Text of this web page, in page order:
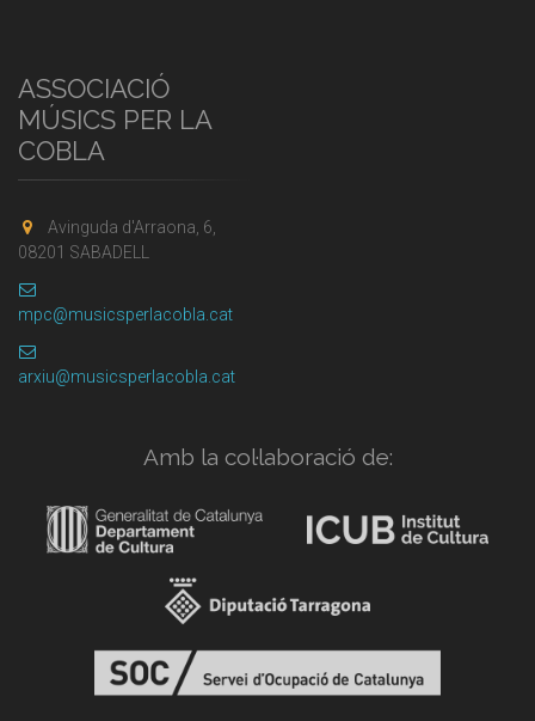
ASSOCIACIÓ
MÚSICS PER LA
COBLA
Avinguda d'Arraona, 6,
08201 SABADELL
mpc@musicsperlacobla.cat
arxiu@musicsperlacobla.cat
Amb la col·laboració de: